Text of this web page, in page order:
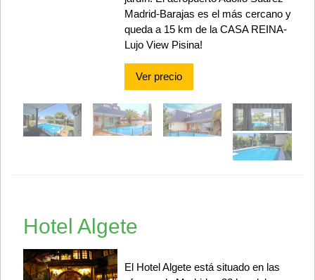
Madrid-Barajas es el más cercano y
queda a 15 km de la CASA REINA-
Lujo View Pisina!
Ver precio
Hotel Algete
El Hotel Algete está situado en las